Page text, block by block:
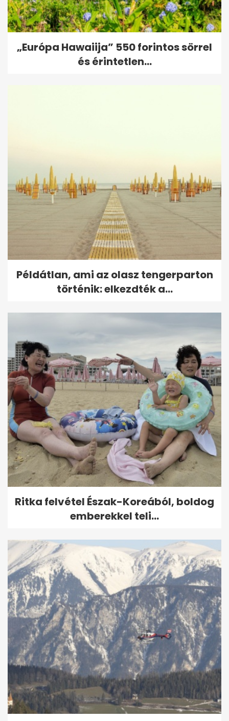
„Európa Hawaiija” 550 forintos sörrel
és érintetlen...
Példátlan, ami az olasz tengerparton
történik: elkezdték a...
Ritka felvétel Észak-Koreából, boldog
emberekkel teli...